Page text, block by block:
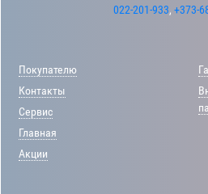
022-201-933, +373-
Покупателю
Контакты
Сервис
Главная
Акции